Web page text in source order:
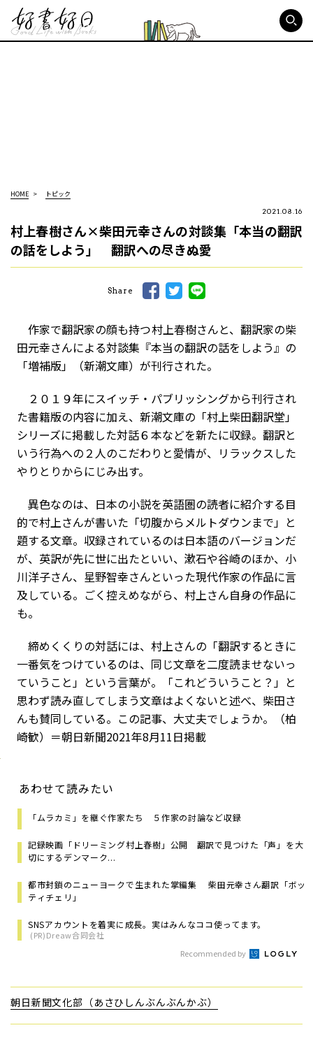
HOME トピック
2021.08.16
村上春樹さん×柴田元幸さんの対談集「本当の翻訳
の話をしよう」 翻訳への尽きぬ愛
Share
作家で翻訳家の顔も持つ村上春樹さんと、翻訳家の柴
田元幸さんによる対談集『本当の翻訳の話をしよう』の
「増補版」（新潮文庫）が刊行された。
２０１９年にスイッチ・パブリッシングから刊行され
た書籍版の内容に加え、新潮文庫の「村上柴田翻訳堂」
シリーズに掲載した対話６本などを新たに収録。翻訳と
いう行為への２人のこだわりと愛情が、リラックスした
やりとりからにじみ出す。
異色なのは、日本の小説を英語圏の読者に紹介する目
的で村上さんが書いた「切腹からメルトダウンまで」と
題する文章。収録されているのは日本語のバージョンだ
が、英訳が先に世に出たといい、漱石や谷崎のほか、小
川洋子さん、星野智幸さんといった現代作家の作品に言
及している。ごく控えめながら、村上さん自身の作品に
も。
締めくくりの対話には、村上さんの「翻訳するときに
一番気をつけているのは、同じ文章を二度読ませないっ
ていうこと」という言葉が。「これどういうこと？」と
思わず読み直してしまう文章はよくないと述べ、柴田さ
んも賛同している。この記事、大丈夫でしょうか。（柏
崎歓）＝朝日新聞2021年8月11日掲載
あわせて読みたい
「ムラカミ」を継ぐ作家たち ５作家の討論など収録
記録映画「ドリーミング村上春樹」公開 翻訳で見つけた「声」を大
切にするデンマーク...
都市封鎖のニューヨークで生まれた掌編集 柴田元幸さん翻訳「ボッ
ティチェリ」
SNSアカウントを着実に成長。実はみんなココ使ってます。
(PR)Dreaw合同会社
Recommended by
朝日新聞文化部（あさひしんぶんぶんかぶ）